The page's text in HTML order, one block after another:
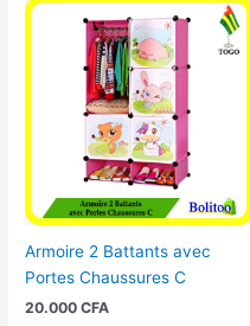
Armoire 2 Battants avec
Portes Chaussures C
20.000CFA